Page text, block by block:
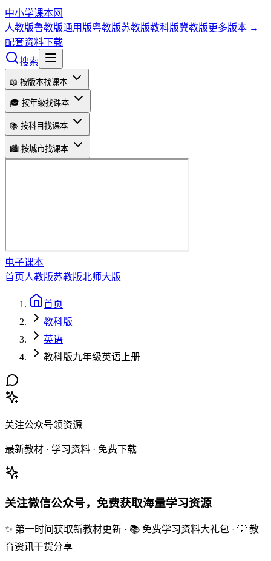
中小学课本网
人教版鲁教版通用版粤教版苏教版教科版冀教版更多版本 →
配套资料下载
搜索
📖 按版本找课本
🎓 按年级找课本
📚 按科目找课本
🏙️ 按城市找课本
电子课本
首页人教版苏教版北师大版
首页
教科版
英语
教科版九年级英语上册
关注公众号领资源
最新教材 · 学习资料 · 免费下载
关注微信公众号，免费获取海量学习资源
✨ 第一时间获取新教材更新 · 📚 免费学习资料大礼包 · 💡 教
育资讯干货分享